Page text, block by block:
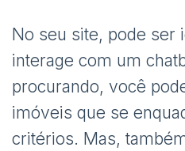
No seu site, pode ser
interage com um
procurando, você
imóveis que se
critérios. Mas,